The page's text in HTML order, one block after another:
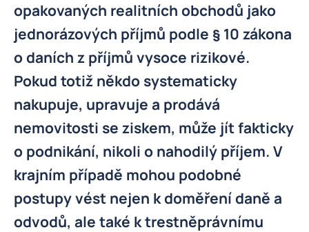
opakovaných realitních obchodů jako
jednorázových příjmů podle § 10 zákona
o daních z příjmů vysoce rizikové.
Pokud totiž někdo systematicky
nakupuje, upravuje a prodává
nemovitosti se ziskem, může jít fakticky
o podnikání, nikoli o nahodilý příjem. V
krajním případě mohou podobné
postupy vést nejen k doměření daně a
odvodů, ale také k trestněprávnímu